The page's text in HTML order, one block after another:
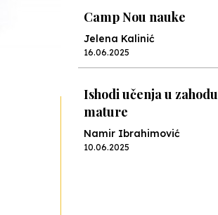
Camp Nou nauke
Jelena Kalinić
16.06.2025
Ishodi učenja u zahodu
mature
Namir Ibrahimović
10.06.2025